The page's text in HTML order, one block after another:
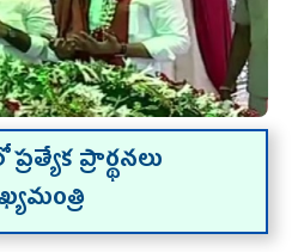
ప్రార్థ‌న‌లు